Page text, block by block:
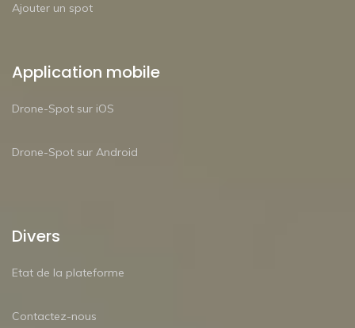
Ajouter un spot
Application mobile
Drone-Spot sur iOS
Drone-Spot sur Android
Divers
Etat de la plateforme
Contactez-nous